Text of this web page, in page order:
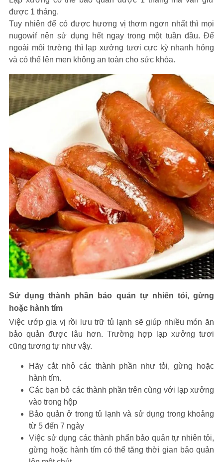
được 1 tháng.
Tuy nhiên để có được hương vị thơm ngơn nhất thì mọi
nugowif nên sử dụng hết ngay trong một tuần đầu. Để
ngoài môi trường thì lạp xưởng tươi cực kỳ nhanh hỏng
và có thể lên men không an toàn cho sức khỏa.
Sử dụng thành phần bảo quản tự nhiên tỏi, gừng
hoặc hành tím
Việc ướp gia vị rồi lưu trữ tủ lạnh sẽ giúp nhiều món ăn
bảo quản được lâu hơn. Trường hợp lạp xưởng tươi
cũng tương tự như vậy.
Hãy cắt nhỏ các thành phần như tỏi, gừng hoặc
hành tím.
Các bạn bỏ các thành phần trên cùng với lạp xưởng
vào trong hộp
Bảo quản ở trong tủ lạnh và sử dụng trong khoảng
từ 5 đến 7 ngày
Việc sử dụng các thành phẩn bảo quản tự nhiên tỏi,
gừng hoặc hành tím có thể tăng thời gian bảo quản